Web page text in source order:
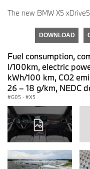
The new BMW X5
DOWNLOAD
Fuel consumption,
l/100km, electric
kWh/100 km, CO2
26 – 18 g/km, NEDC
G05 · X5